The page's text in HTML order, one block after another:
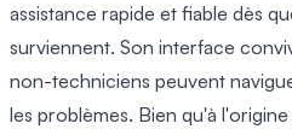
assistance rapide et fiable dès
surviennent. Son interface
non-techniciens peuvent
les problèmes. Bien qu'à